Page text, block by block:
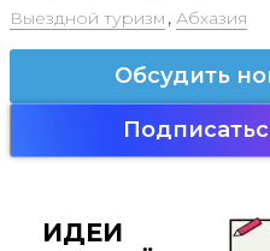
Выездной туризм , Абхазия
Обсудить
ИДЕИ